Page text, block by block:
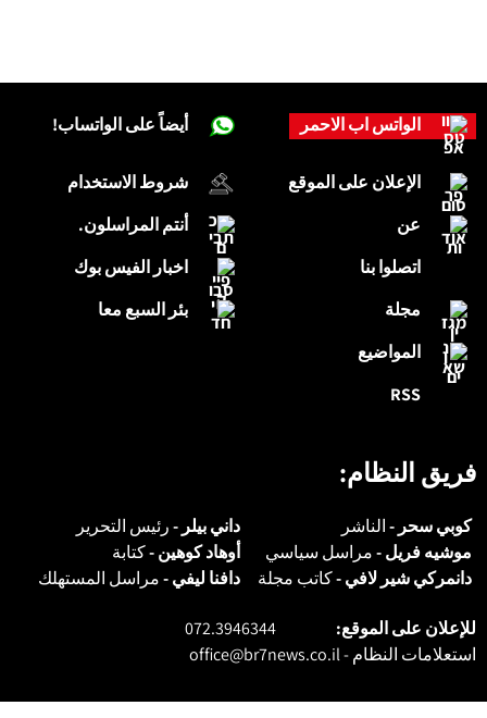
أيضاً على الواتساب!
شروط الاستخدام
أنتم المراسلون.
اخبار الفيس بوك
بئر السبع معا
الواتس اب الاحمر
الإعلان على الموقع
عن
اتصلوا بنا
مجلة
المواضيع
RSS
فريق النظام:
كوبي سحر -الناشر داني بيلر -رئيس التحرير
موشيه فريل -مراسل سياسي أوهاد كوهين -كتابة
دانمركي شير لافي -كاتب مجلة دافنا ليفي -مراسل المستهلك
للإعلان على الموقع:
072.3946344
استعلامات النظام -office@br7news.co.il